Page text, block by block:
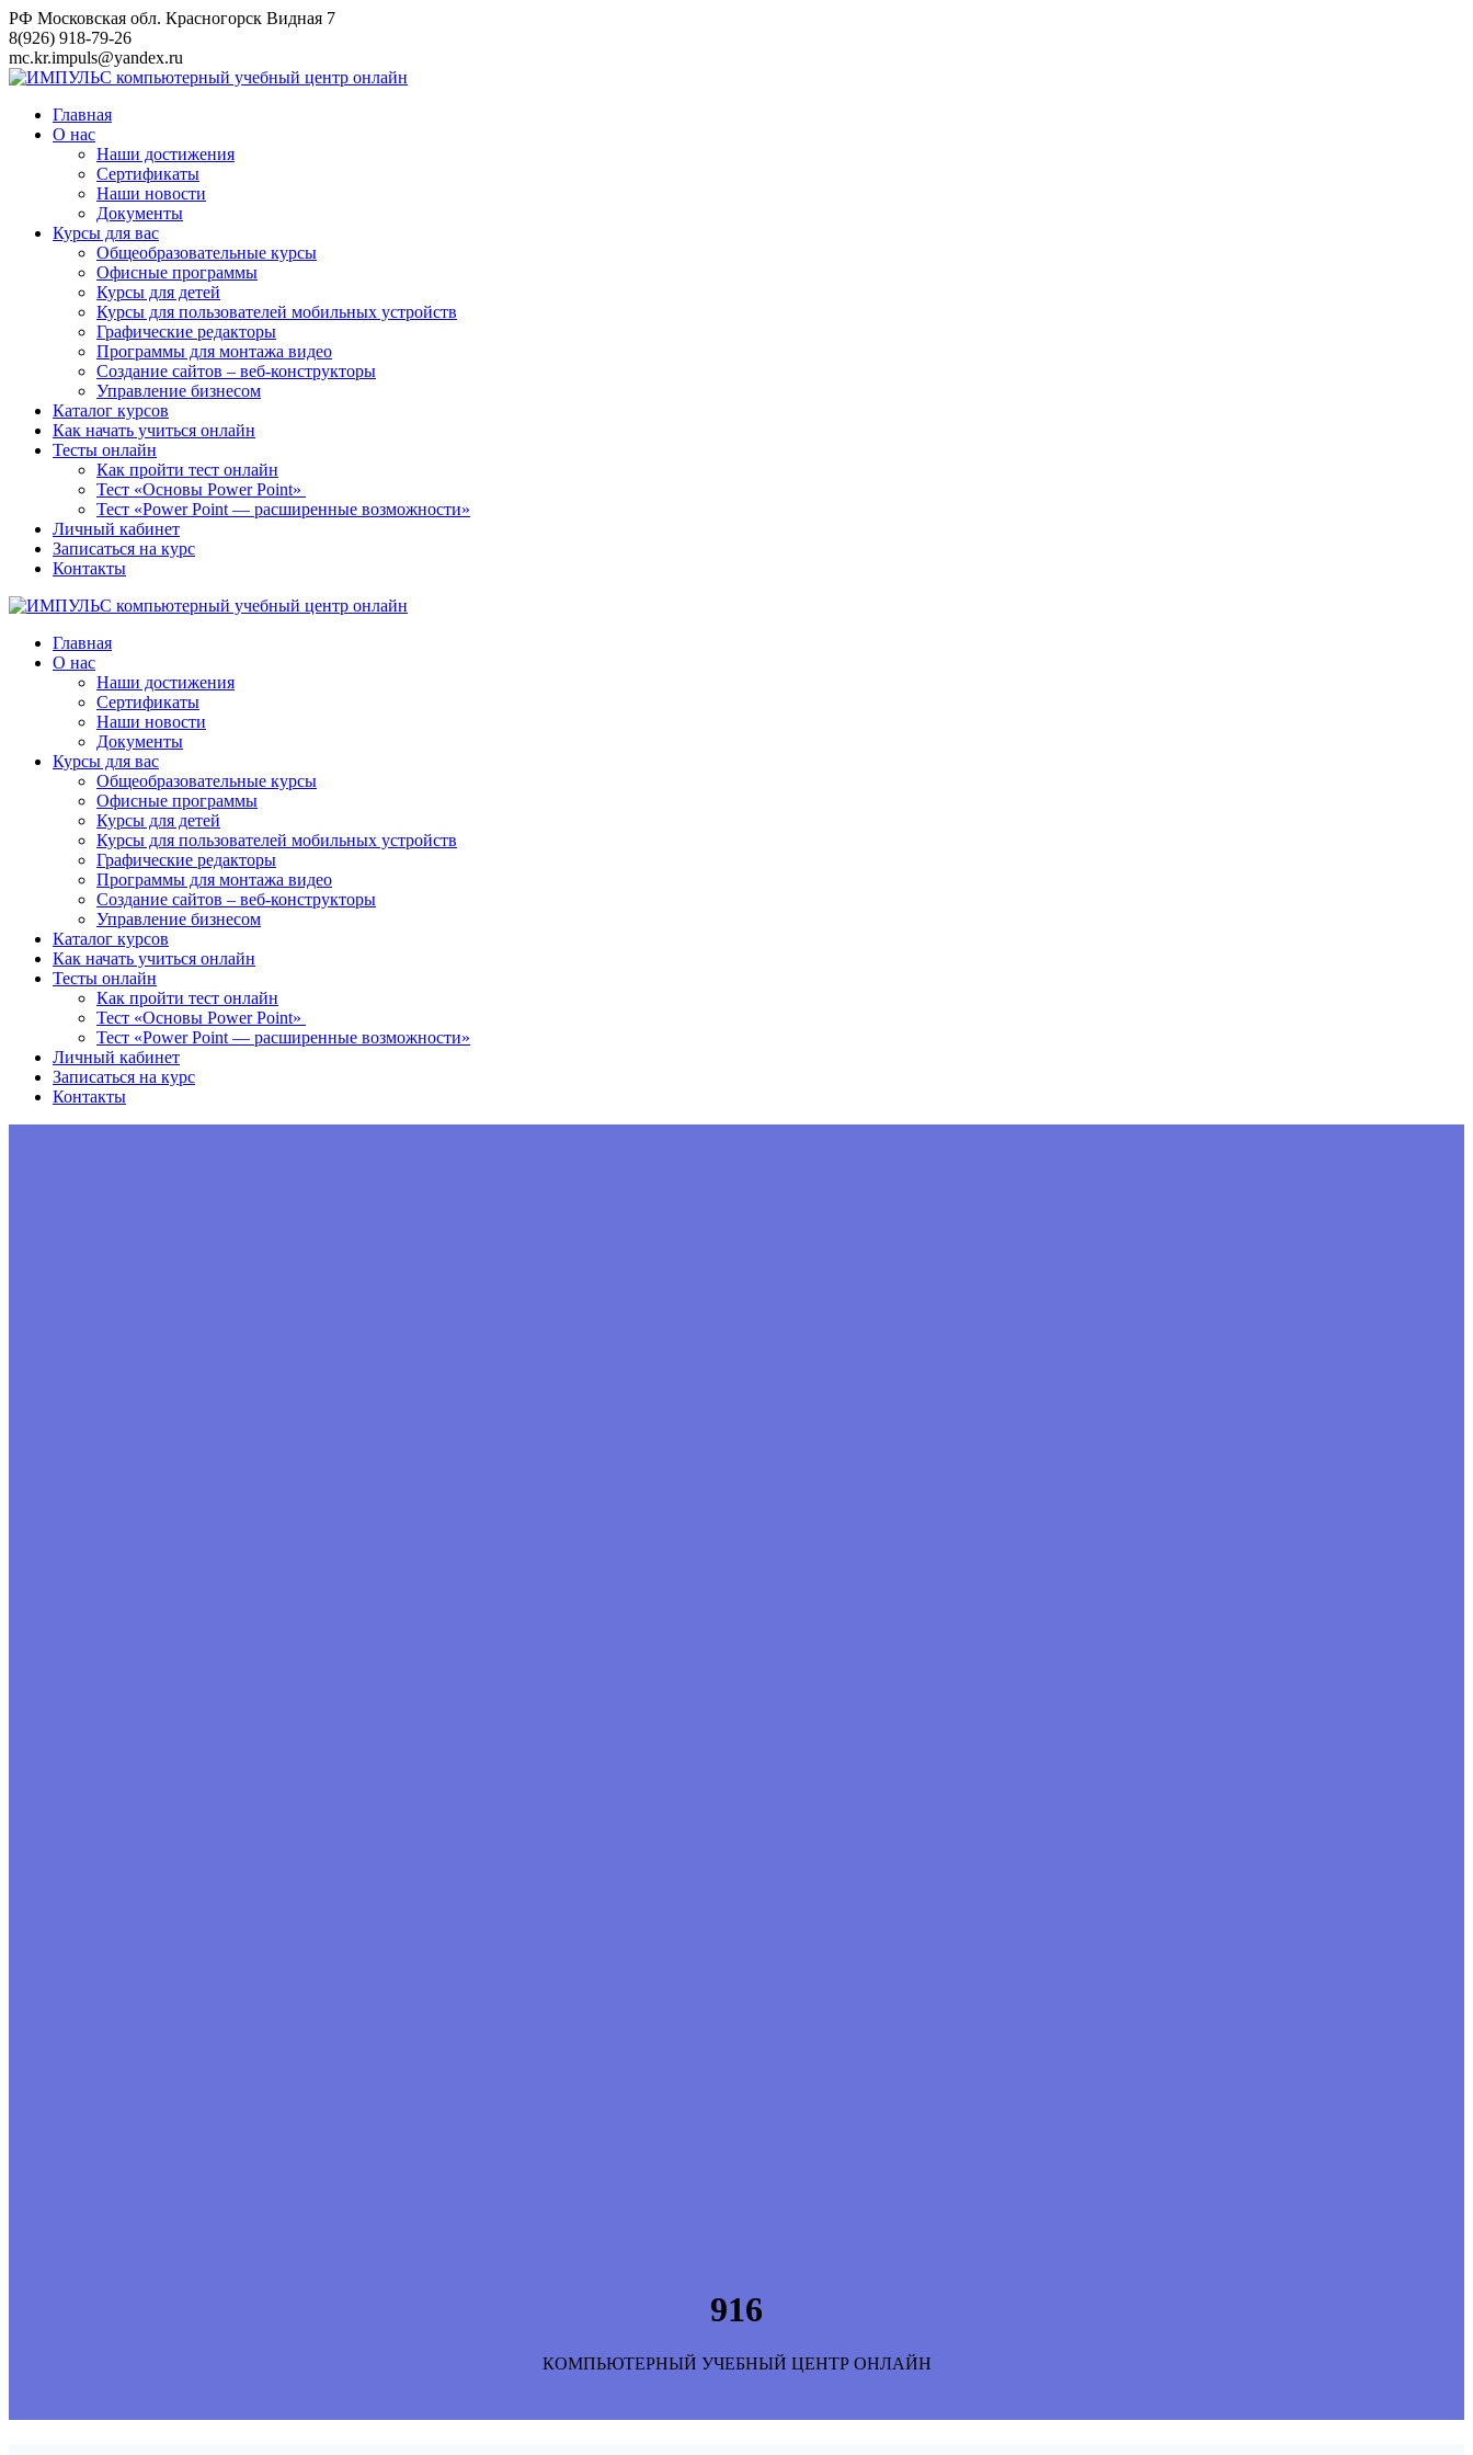
Перейти
к
контенту
РФ Московская обл. Красногорск Видная 7
8(926) 918-79-26
mc.kr.impuls@yandex.ru
Главная
О нас
Наши достижения
Сертификаты
Наши новости
Документы
Курсы для вас
Общеобразовательные курсы
Офисные программы
Курсы для детей
Курсы для пользователей мобильных устройств
Графические редакторы
Программы для монтажа видео
Создание сайтов – веб-конструкторы
Управление бизнесом
Каталог курсов
Как начать учиться онлайн
Тесты онлайн
Как пройти тест онлайн
Тест «Основы Power Point»
Тест «Power Point — расширенные возможности»
Личный кабинет
Записаться на курс
Контакты
Главная
О нас
Наши достижения
Сертификаты
Наши новости
Документы
Курсы для вас
Общеобразовательные курсы
Офисные программы
Курсы для детей
Курсы для пользователей мобильных устройств
Графические редакторы
Программы для монтажа видео
Создание сайтов – веб-конструкторы
Управление бизнесом
Каталог курсов
Как начать учиться онлайн
Тесты онлайн
Как пройти тест онлайн
Тест «Основы Power Point»
Тест «Power Point — расширенные возможности»
Личный кабинет
Записаться на курс
Контакты
916
КОМПЬЮТЕРНЫЙ УЧЕБНЫЙ ЦЕНТР ОНЛАЙН